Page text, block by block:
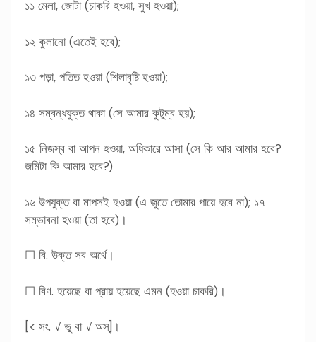
১১ মেলা, জোটা (চাকরি হওয়া, সুখ হওয়া);
১২ কুলানো (এতেই হবে);
১৩ পড়া, পতিত হওয়া (শিলাবৃষ্টি হওয়া);
১৪ সম্বন্ধযুক্ত থাকা (সে আমার কুটুম্ব হয়);
১৫ নিজস্ব বা আপন হওয়া, অধিকারে আসা (সে কি আর আমার হবে?
জমিটা কি আমার হবে?)
১৬ উপযুক্ত বা মাপসই হওয়া (এ জুতে তোমার পায়ে হবে না); ১৭
সম্ভাবনা হওয়া (তা হবে)।
☐ বি. উক্ত সব অর্থে।
☐ বিণ. হয়েছে বা প্রায় হয়েছে এমন (হওয়া চাকরি)।
[< সং. √ ভূ বা √ অস্]।